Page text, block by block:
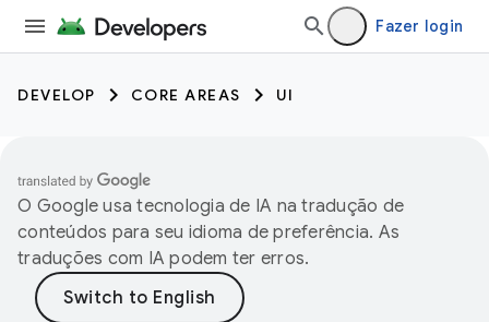
Fazer login
DEVELOP CORE AREAS UI
O Google usa tecnologia de IA na tradução de
conteúdos para seu idioma de preferência. As
traduções com IA podem ter erros.